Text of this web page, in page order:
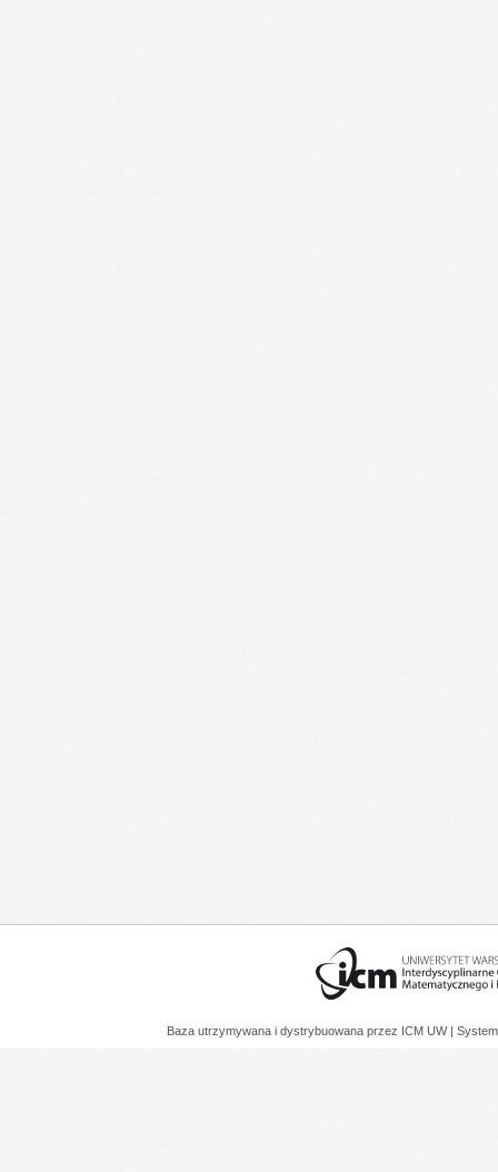
Baza utrzymywana i dystrybuowana przez ICM UW |